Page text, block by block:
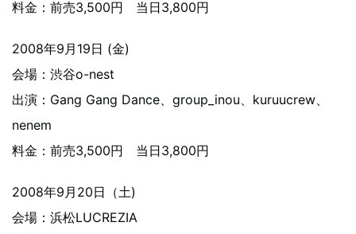
料金：前売3,500円 当日3,800円
2008年9月19日 (金)
会場：渋谷o-nest
出演：Gang Gang Dance、group_inou、kuruucrew、
nenem
料金：前売3,500円 当日3,800円
2008年9月20日（土)
会場：浜松LUCREZIA